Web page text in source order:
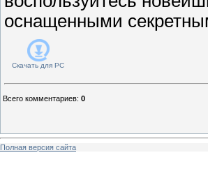
оснащенными
Скачать для PC
Всего комментариев: 0
Полная версия сайта